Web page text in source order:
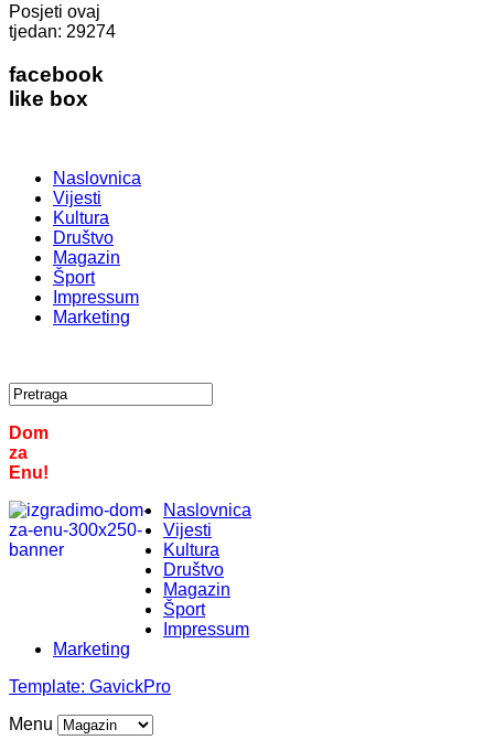
Posjeti ovaj
tjedan: 29274
facebook
like box
Naslovnica
Vijesti
Kultura
Društvo
Magazin
Šport
Impressum
Marketing
Dom
za
Enu!
Naslovnica
Vijesti
Kultura
Društvo
Magazin
Šport
Impressum
Marketing
Template: GavickPro
Menu